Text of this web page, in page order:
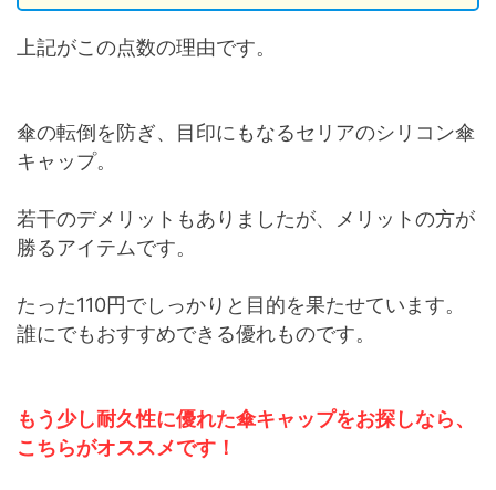
上記がこの点数の理由です。
傘の転倒を防ぎ、目印にもなるセリアのシリコン傘
キャップ。
若干のデメリットもありましたが、メリットの方が
勝るアイテムです。
たった110円でしっかりと目的を果たせています。
誰にでもおすすめできる優れものです。
もう少し耐久性に優れた傘キャップをお探しなら、
こちらがオススメです！